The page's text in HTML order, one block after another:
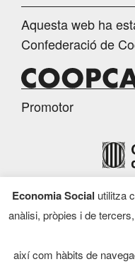
Aquesta web ha
Confederació de
Promotor
Finançament
Economia Social utilitza
anàlisi, pròpies i de
així com hàbits de